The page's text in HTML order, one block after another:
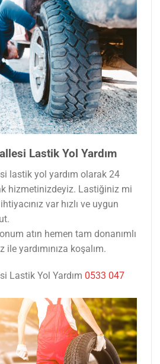
Lastik Yol Yardım
lastik yol yardım olarak 24
hizmetinizdeyiz. Lastiğiniz mi
var hızlı ve uygun
atın hemen tam donanımlı
ile yardımınıza koşalım.
Lastik Yol Yardım 0533 047